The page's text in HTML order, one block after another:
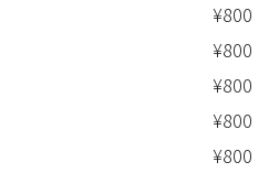
¥800
¥800
¥800
¥800
¥800